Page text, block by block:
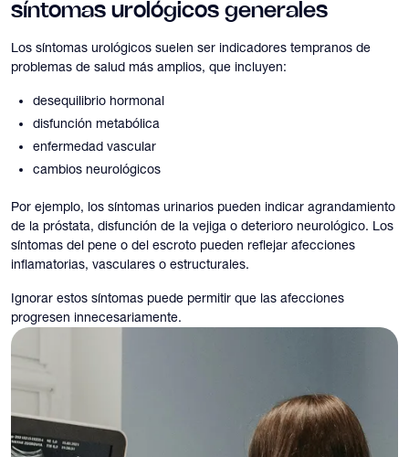
síntomas urológicos generales
Los síntomas urológicos suelen ser indicadores tempranos de
problemas de salud más amplios, que incluyen:
desequilibrio hormonal
disfunción metabólica
enfermedad vascular
cambios neurológicos
Por ejemplo, los síntomas urinarios pueden indicar agrandamiento
de la próstata, disfunción de la vejiga o deterioro neurológico. Los
síntomas del pene o del escroto pueden reflejar afecciones
inflamatorias, vasculares o estructurales.
Ignorar estos síntomas puede permitir que las afecciones
progresen innecesariamente.